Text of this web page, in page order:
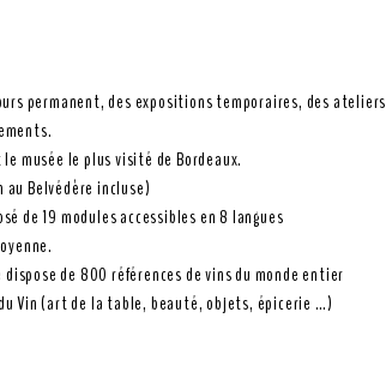
permanent, des expositions temporaires, des ateliers
musée le plus visité de Bordeaux.
Belvédère incluse)
de 19 modules accessibles en 8 langues
de 800 références de vins du monde entier
Vin (art de la table, beauté, objets, épicerie …)